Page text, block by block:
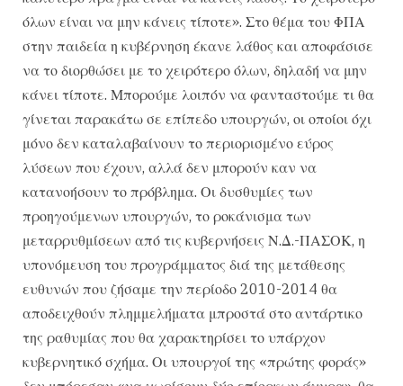
όλων είναι να μην κάνεις τίποτε». Στο θέμα του ΦΠΑ
στην παιδεία η κυβέρνηση έκανε λάθος και αποφάσισε
να το διορθώσει με το χειρότερο όλων, δηλαδή να μην
κάνει τίποτε. Μπορούμε λοιπόν να φανταστούμε τι θα
γίνεται παρακάτω σε επίπεδο υπουργών, οι οποίοι όχι
μόνο δεν καταλαβαίνουν το περιορισμένο εύρος
λύσεων που έχουν, αλλά δεν μπορούν καν να
κατανοήσουν το πρόβλημα. Οι δυσθυμίες των
προηγούμενων υπουργών, το ροκάνισμα των
μεταρρυθμίσεων από τις κυβερνήσεις Ν.Δ.-ΠΑΣΟΚ, η
υπονόμευση του προγράμματος διά της μετάθεσης
ευθυνών που ζήσαμε την περίοδο 2010-2014 θα
αποδειχθούν πλημμελήματα μπροστά στο αντάρτικο
της ραθυμίας που θα χαρακτηρίσει το υπάρχον
κυβερνητικό σχήμα. Οι υπουργοί της «πρώτης φοράς»